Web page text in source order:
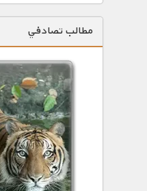
گردشگری
ماورایی
مسابقات / ورزشی
مستند های اختصاصی
مطالب تصادفي